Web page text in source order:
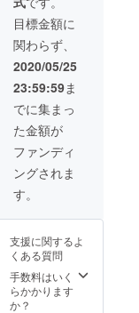
く際に
『上乗
せ支
援』を
するこ
とがで
きま
す。 宜
しけれ
ば、リ
ターン
の額に
上乗せ
頂けま
すと大
変あり
がたい
です。
はご本
人様確
認をさ
せて頂
きます)
スタッ
フよ
り、お
礼の
メール
も送ら
せてい
ただき
をして
く際に
『上乗
せ支
援』を
するこ
乗せして、ご支
援頂けますと大
変ありがたいで
す。
ただく際に『上
乗せ支援』をす
ることができま
す。 宜しけれ
ば、リターンの
て、ご支援頂け
ますと大変あり
がたいです。
目標金額に
関わらず、
2020/05/25
23:59:59ま
でに集まっ
た金額が
ファンディ
ングされま
す。
支援に関するよ
くある質問
手数料はいく
らかかります
か？